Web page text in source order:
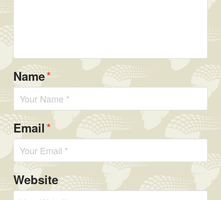
Name*
Email*
Website